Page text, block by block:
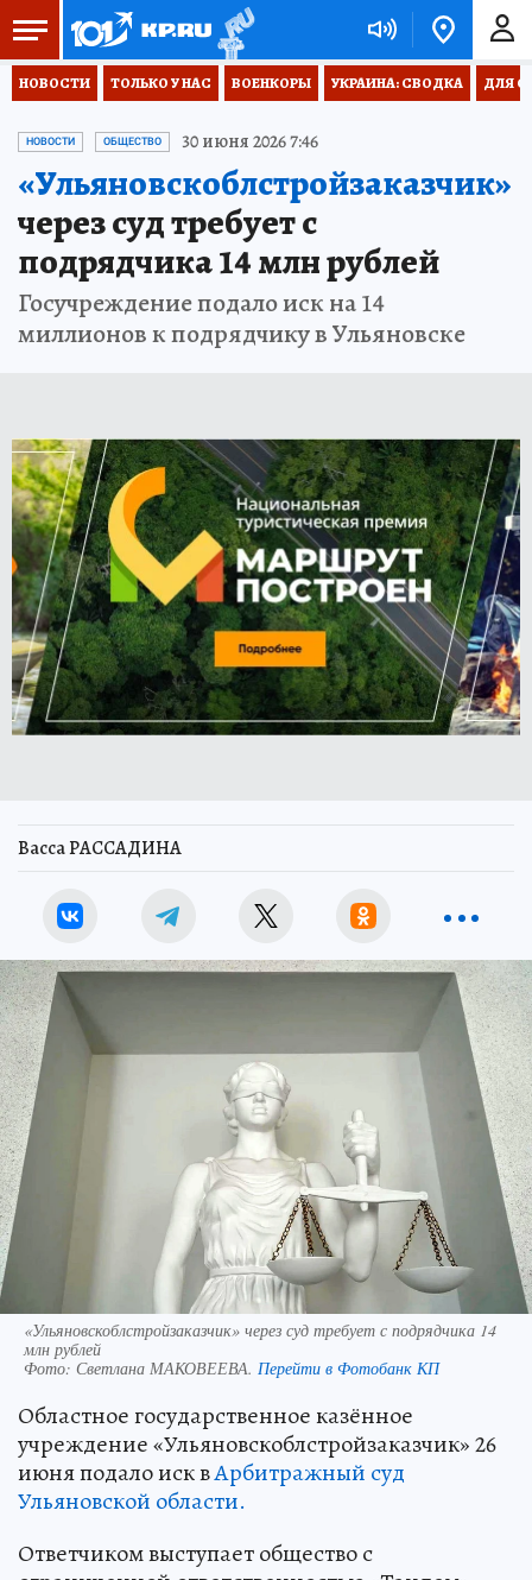
НОВОСТИ ТОЛЬКО У НАС ВОЕНКОРЫ УКРАИНА: СВОДКА ДЛЯ
НОВОСТИ ОБЩЕСТВО 30 июня 2026 7:46
«Ульяновскоблстройзаказчик»
через суд требует с
подрядчика 14 млн рублей
Госучреждение подало иск на 14
миллионов к подрядчику в Ульяновске
Васса РАССАДИНА
«Ульяновскоблстройзаказчик» через суд требует с подрядчика 14
млн рублей
Фото: Светлана МАКОВЕЕВА. Перейти в Фотобанк КП
Областное государственное казённое
учреждение «Ульяновскоблстройзаказчик» 26
июня подало иск вАрбитражный суд
Ульяновской области.
Ответчиком выступает общество с